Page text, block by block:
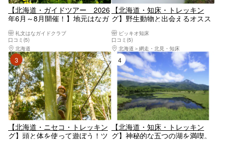
【北海道・ガイドツアー 2026
年6月～8月開催！】地元はなガ
花状況にあわせて最適なコース
をご案内！ 礼文島の絶景、可憐
な花々を写真に収めに行きまし
ょう
礼文はなガイドクラブ
口コミ(5)
北海道
【北海道・知床・トレッキン
グ】野生動物と出会えるオスス
堪能☆知床原生林＆断崖絶景ト
レッキング【双眼鏡・ウェア上
下・長靴レンタル無料。手ぶら
参加可能！ホテル送迎あり】
ピッキオ知床
口コミ(5)
北海道
網走・北見・知床
3位
【北海道・ニセコ・トレッキン
グ】頭と体を使って遊ぼう！ツ
4位
【北海道・知床・トレッキン
グ】神秘的な五つの湖を満喫。